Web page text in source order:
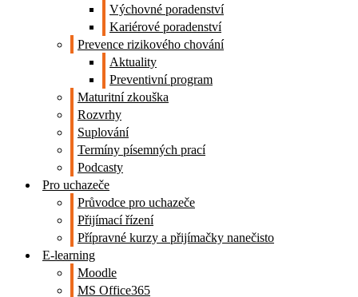
Výchovné poradenství
Kariérové poradenství
Prevence rizikového chování
Aktuality
Preventivní program
Maturitní zkouška
Rozvrhy
Suplování
Termíny písemných prací
Podcasty
Pro uchazeče
Průvodce pro uchazeče
Přijímací řízení
Přípravné kurzy a přijímačky nanečisto
E-learning
Moodle
MS Office365